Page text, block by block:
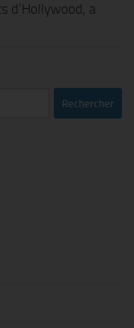
d’Hollywood, a